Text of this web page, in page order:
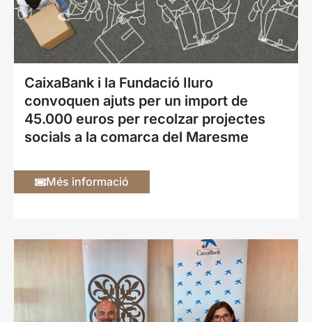
CaixaBank i la Fundació Iluro
convoquen ajuts per un import de
45.000 euros per recolzar projectes
socials a la comarca del Maresme
Més informació